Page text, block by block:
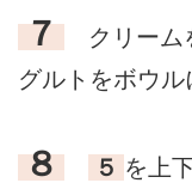
７
クリーム
グルトをボウル
８ ５ を上